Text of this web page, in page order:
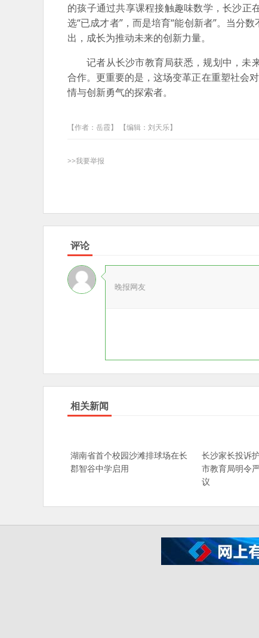
的孩子通过共享课程接触趣味数学，长沙正
选“已成才者”，而是培育“能创新者”。当分
出，成长为推动未来的创新力量。
记者从长沙市教育局获悉，规划中，未
合作。更重要的是，这场变革正在重塑社会
情与创新勇气的探索者。
【作者：岳霞】 【编辑：刘天乐】
>>我要举报
评论
晚报网友
相关新闻
湖南省首个校园沙滩排球场在长
郡智谷中学启用
长沙家长投诉
市教育局明令
议